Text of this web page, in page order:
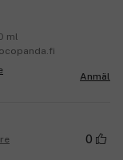
ml
Anmäl
0